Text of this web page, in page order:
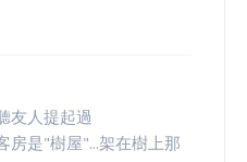
友人提起過
房是"樹屋"...架在樹上那